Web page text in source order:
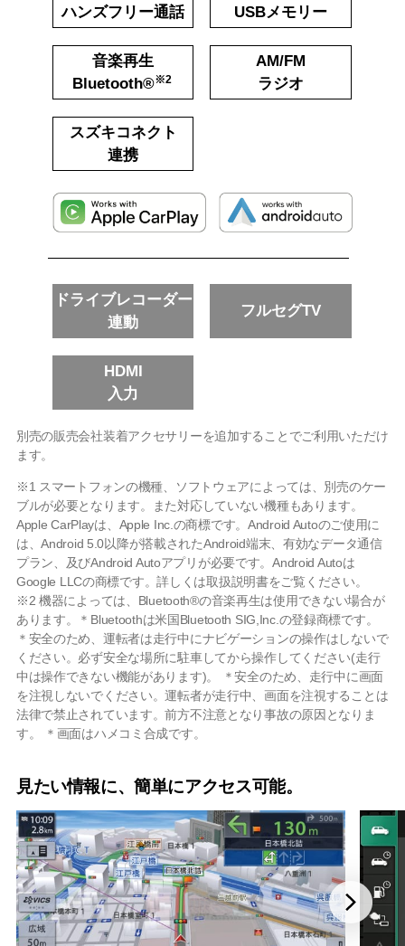
ハンズフリー通話
USBメモリー
音楽再生
Bluetooth®※2
AM/FM
ラジオ
スズキコネクト
連携
ドライブレコーダー
連動
フルセグTV
HDMI
入力
別売の販売会社装着アクセサリーを追加することでご利用いただけ
ます。
※1 スマートフォンの機種、ソフトウェアによっては、別売のケー
ブルが必要となります。また対応していない機種もあります。
Apple CarPlayは、Apple Inc.の商標です。Android Autoのご使用に
は、Android 5.0以降が搭載されたAndroid端末、有効なデータ通信
プラン、及びAndroid Autoアプリが必要です。Android Autoは
Google LLCの商標です。詳しくは取扱説明書をご覧ください。
※2 機器によっては、Bluetooth®の音楽再生は使用できない場合が
あります。＊Bluetoothは米国Bluetooth SIG,Inc.の登録商標です。
＊安全のため、運転者は走行中にナビゲーションの操作はしないで
ください。必ず安全な場所に駐車してから操作してください(走行
中は操作できない機能があります)。 ＊安全のため、走行中に画面
を注視しないでください。運転者が走行中、画面を注視することは
法律で禁止されています。前方不注意となり事故の原因となりま
す。 ＊画面はハメコミ合成です。
見たい情報に、簡単にアクセス可能。